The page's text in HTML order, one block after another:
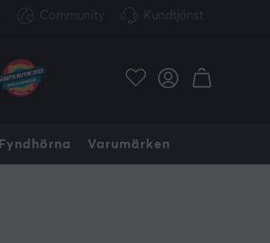
Community Kundtjänst
Fyndhörna Varumärken